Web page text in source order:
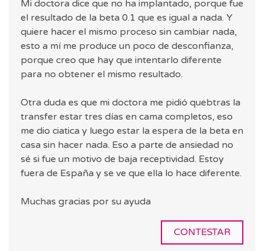
Mi doctora dice que no ha implantado, porque fue
el resultado de la beta 0.1 que es igual a nada. Y
quiere hacer el mismo proceso sin cambiar nada,
esto a mí me produce un poco de desconfianza,
porque creo que hay que intentarlo diferente
para no obtener el mismo resultado.
Otra duda es que mi doctora me pidió quebtras la
transfer estar tres días en cama completos, eso
me dio ciatica y luego estar la espera de la beta en
casa sin hacer nada. Eso a parte de ansiedad no
sé si fue un motivo de baja receptividad. Estoy
fuera de España y se ve que ella lo hace diferente.
Muchas gracias por su ayuda
CONTESTAR